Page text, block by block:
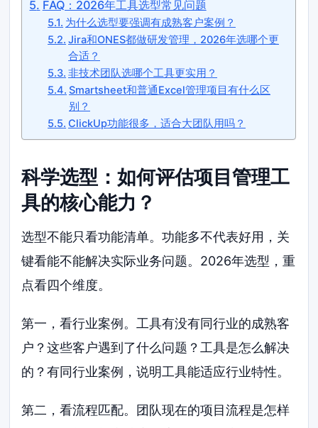
FAQ：2026年工具选型常见问题
为什么选型要强调有成熟客户案例？
Jira和ONES都做研发管理，2026年选哪个更
合适？
非技术团队选哪个工具更实用？
Smartsheet和普通Excel管理项目有什么区
别？
ClickUp功能很多，适合大团队用吗？
科学选型：如何评估项目管理工
具的核心能力？
选型不能只看功能清单。功能多不代表好用，关
键看能不能解决实际业务问题。2026年选型，重
点看四个维度。
第一，看行业案例。工具有没有同行业的成熟客
户？这些客户遇到了什么问题？工具是怎么解决
的？有同行业案例，说明工具能适应行业特性。
第二，看流程匹配。团队现在的项目流程是怎样